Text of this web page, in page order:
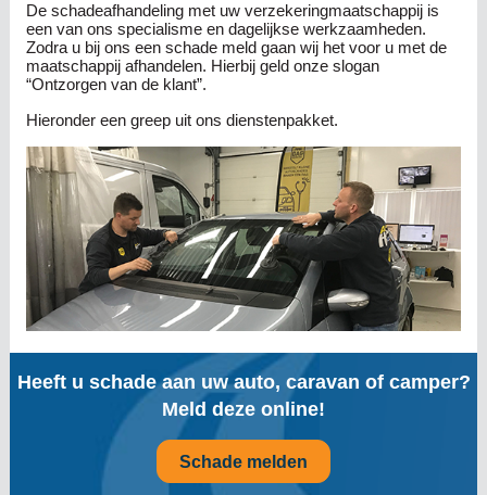
De schadeafhandeling met uw verzekeringmaatschappij is
een van ons specialisme en dagelijkse werkzaamheden.
Zodra u bij ons een schade meld gaan wij het voor u met de
maatschappij afhandelen. Hierbij geld onze slogan
“Ontzorgen van de klant”.
Hieronder een greep uit ons dienstenpakket.
Heeft u schade aan uw auto, caravan of camper?
Meld deze online!
Schade melden